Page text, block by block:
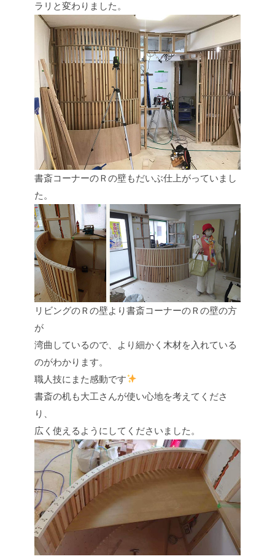
ラリと変わりました。
書斎コーナーのＲの壁もだいぶ仕上がっていまし
た。
リビングのＲの壁より書斎コーナーのＲの壁の方
が
湾曲しているので、より細かく木材を入れている
のがわかります。
職人技にまた感動です
書斎の机も大工さんが使い心地を考えてくださ
り、
広く使えるようにしてくださいました。